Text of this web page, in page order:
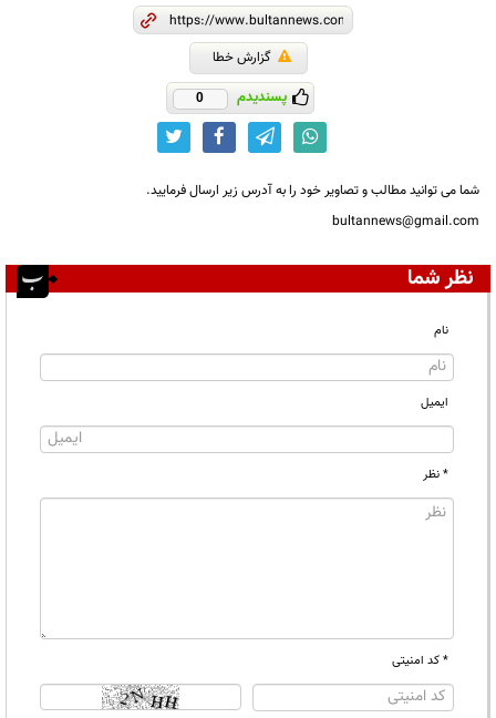
گزارش خطا
پسندیدم 0
شما می توانید مطالب و تصاویر خود را به آدرس زیر ارسال فرمایید.
bultannews@gmail.com
نظر شما
نام
ایمیل
* نظر
* کد امنیتی